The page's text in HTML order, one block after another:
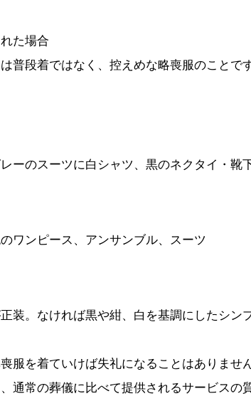
た場合
普段着ではなく、控えめな略喪服のことです
ーのスーツに白シャツ、黒のネクタイ・靴
ワンピース、アンサンブル、スーツ
装。なければ黒や紺、白を基調にしたシン
服を着ていけば失礼になることはありません
通常の葬儀に比べて提供されるサービス